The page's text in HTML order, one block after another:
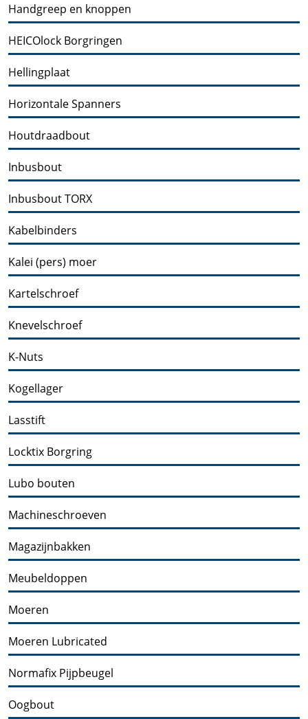
Handgreep en knoppen
HEICOlock Borgringen
Hellingplaat
Horizontale Spanners
Houtdraadbout
Inbusbout
Inbusbout TORX
Kabelbinders
Kalei (pers) moer
Kartelschroef
Knevelschroef
K-Nuts
Kogellager
Lasstift
Locktix Borgring
Lubo bouten
Machineschroeven
Magazijnbakken
Meubeldoppen
Moeren
Moeren Lubricated
Normafix Pijpbeugel
Oogbout